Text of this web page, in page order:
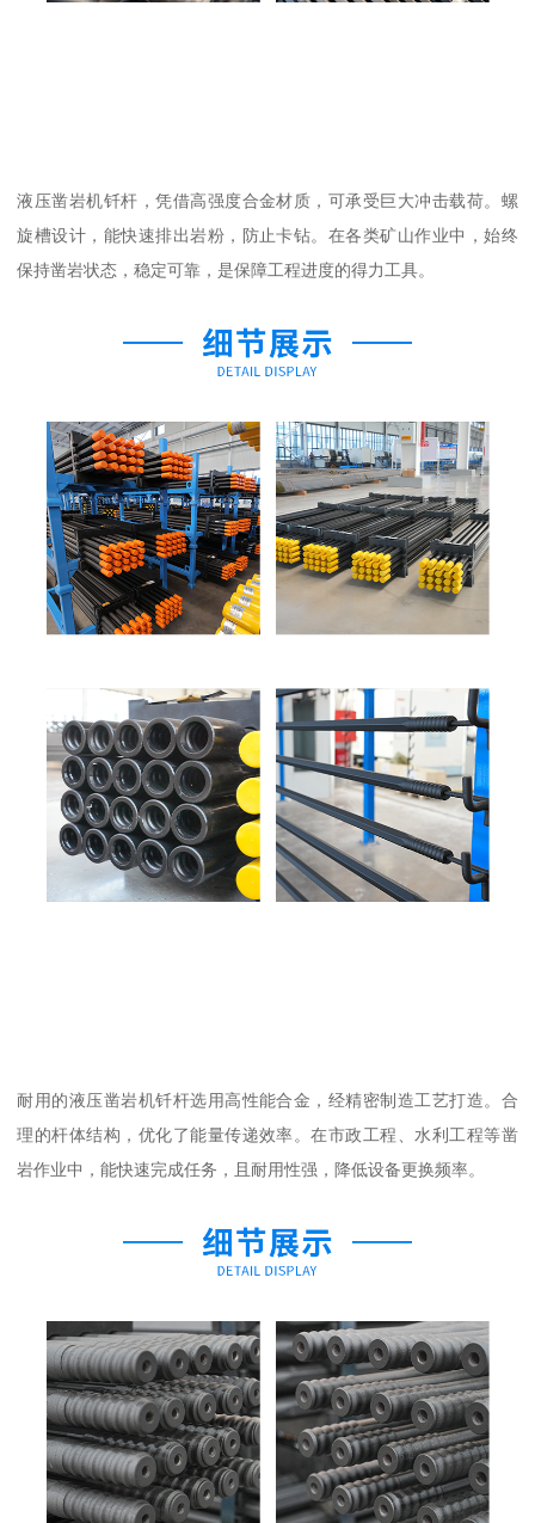
液压凿岩机钎杆，凭借高强度合金材质，可承受巨大冲击载荷。螺
旋槽设计，能快速排出岩粉，防止卡钻。在各类矿山作业中，始终
保持凿岩状态，稳定可靠，是保障工程进度的得力工具。​
耐用的液压凿岩机钎杆选用高性能合金，经精密制造工艺打造。合
理的杆体结构，优化了能量传递效率。在市政工程、水利工程等凿
岩作业中，能快速完成任务，且耐用性强，降低设备更换频率。​